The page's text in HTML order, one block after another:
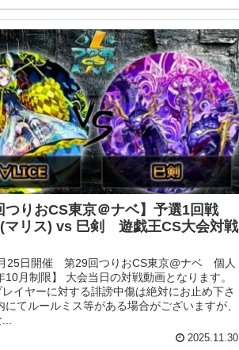
つりおCS東京＠ナベ】予選1回戦
マリス) vs 巳剣 遊戯王CS大会対戦
25日開催 第29回つりおCS東京@ナベ 個人
10月制限】 大会当日の対戦動画となります。
イヤーに対する誹謗中傷は絶対にお止め下さ
にてルールミス等がある場合がございますが、
2025.11.30